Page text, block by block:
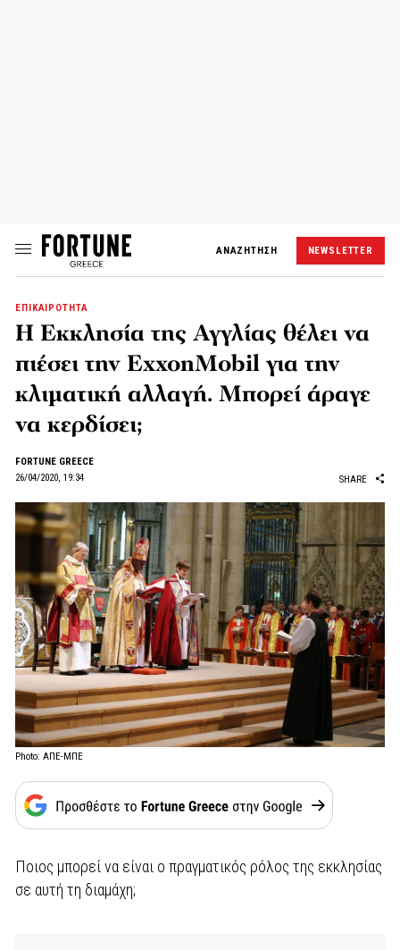
ΑΝΑΖΗΤΗΣΗ NEWSLETTER
ΕΠΙΚΑΙΡΟΤΗΤΑ
Η Εκκλησία της Αγγλίας θέλει να
πιέσει την ExxonMobil για την
κλιματική αλλαγή. Μπορεί άραγε
να κερδίσει;
FORTUNE GREECE
26/04/2020, 19:34
SHARE
Photo: ΑΠΕ-ΜΠΕ
Ποιος μπορεί να είναι ο πραγματικός ρόλος της εκκλησίας
σε αυτή τη διαμάχη;